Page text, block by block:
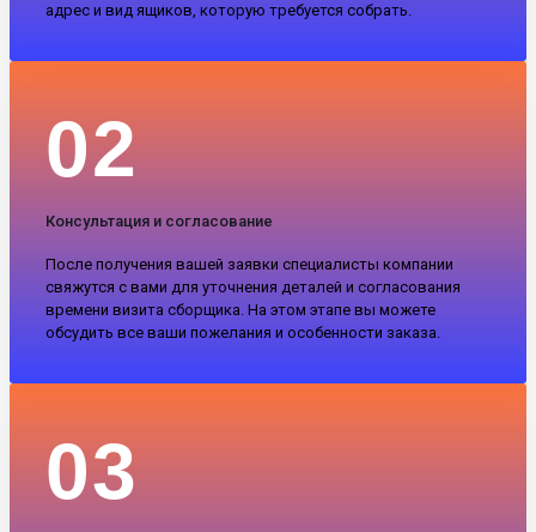
адрес и вид ящиков, которую требуется собрать.
02
Консультация и согласование
После получения вашей заявки специалисты компании
свяжутся с вами для уточнения деталей и согласования
времени визита сборщика. На этом этапе вы можете
обсудить все ваши пожелания и особенности заказа.
03